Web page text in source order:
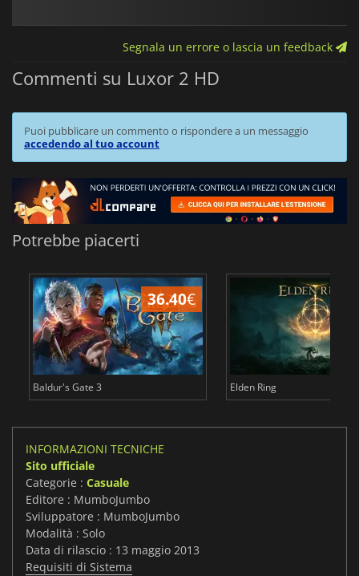
Segnala un errore o lascia un feedback
Commenti su Luxor 2 HD
Puoi pubblicare un commento o rispondere a un messaggio
accedendo al tuo account
Potrebbe piacerti
36.40€
Baldur's Gate 3 Elden Ring
INFORMAZIONI TECNICHE
Sito ufficiale
Categorie : Casuale
Editore : MumboJumbo
Sviluppatore : MumboJumbo
Modalità : Solo
Data di rilascio : 13 maggio 2013
Requisiti di Sistema